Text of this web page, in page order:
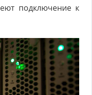
подключение к